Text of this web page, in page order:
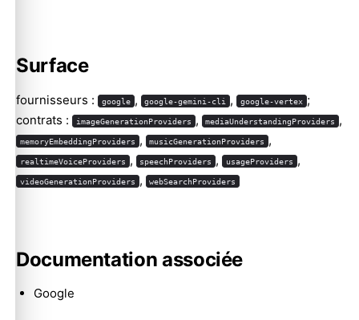
Surface
fournisseurs : google , google-gemini-cli , google-vertex ;
contrats :
imageGenerationProviders , mediaUnderstandingProviders ,
memoryEmbeddingProviders , musicGenerationProviders ,
realtimeVoiceProviders , speechProviders , usageProviders ,
videoGenerationProviders , webSearchProviders
Documentation associée
Google
Molty